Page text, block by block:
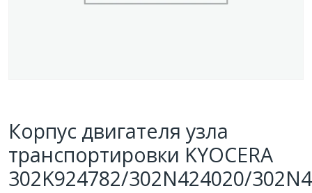
Корпус двигателя узла
транспортировки KYOCERA
302K924782/302N424020/